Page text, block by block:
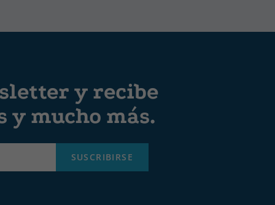
y recibe
y mucho más.
SUSCRIBIRSE